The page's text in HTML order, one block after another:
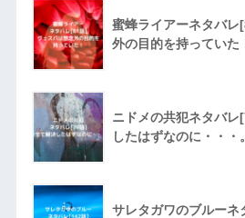
蜜蜂ライアーネタバ
外の目的を持っていた
ニドメの共犯ネタバ
したはずなのに・・・。
サレタガワのブルー